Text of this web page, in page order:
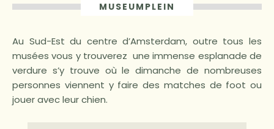
MUSEUMPLEIN
Au Sud-Est du centre d’Amsterdam, outre tous les
musées vous y trouverez une immense esplanade de
verdure s’y trouve où le dimanche de nombreuses
personnes viennent y faire des matches de foot ou
jouer avec leur chien.